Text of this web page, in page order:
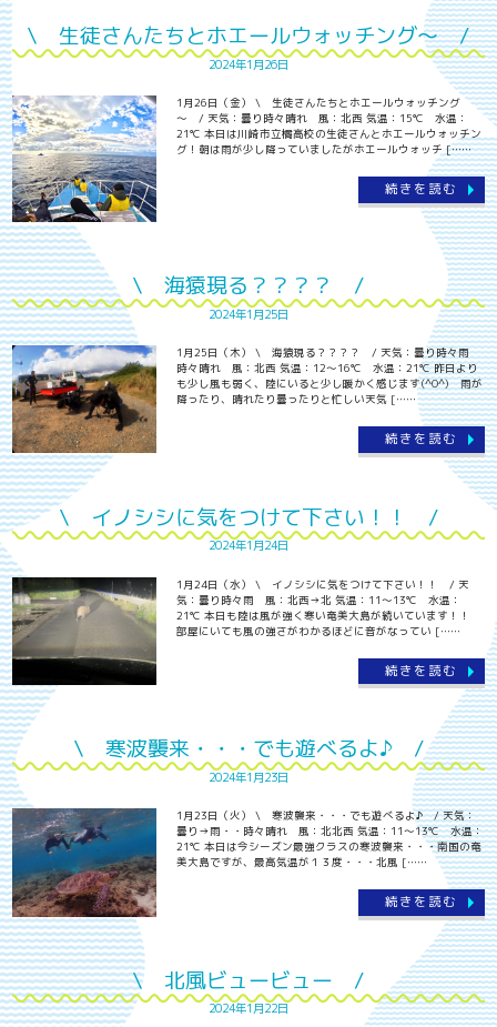
\ 生徒さんたちとホエールウォッチング～ /
2024年1月26日
1月26日（金） \ 生徒さんたちとホエールウォッチング
～ / 天気：曇り時々晴れ 風：北西 気温：15℃ 水温：
21℃ 本日は川崎市立橘高校の生徒さんとホエールウォッチン
グ！朝は雨が少し降っていましたがホエールウォッチ [……
続きを読む
\ 海猿現る？？？？ /
2024年1月25日
1月25日（木） \ 海猿現る？？？？ / 天気：曇り時々雨
時々晴れ 風：北西 気温：12～16℃ 水温：21℃ 昨日より
も少し風も弱く、陸にいると少し暖かく感じます(^O^) 雨が
降ったり、晴れたり曇ったりと忙しい天気 [……
続きを読む
\ イノシシに気をつけて下さい！！ /
2024年1月24日
1月24日（水） \ イノシシに気をつけて下さい！！ / 天
気：曇り時々雨 風：北西→北 気温：11～13℃ 水温：
21℃ 本日も陸は風が強く寒い奄美大島が続いています！！
部屋にいても風の強さがわかるほどに音がなってい [……
続きを読む
\ 寒波襲来・・・でも遊べるよ♪ /
2024年1月23日
1月23日（火） \ 寒波襲来・・・でも遊べるよ♪ / 天気：
曇り→雨・・時々晴れ 風：北北西 気温：11～13℃ 水温：
21℃ 本日は今シーズン最強クラスの寒波襲来・・・南国の奄
美大島ですが、最高気温が１３度・・・北風 [……
続きを読む
\ 北風ビュービュー /
2024年1月22日